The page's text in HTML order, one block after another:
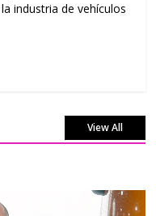
industria de vehículos
View All